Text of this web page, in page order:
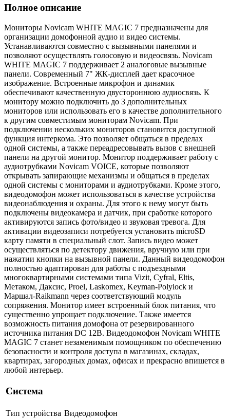
Полное описание
Мониторы Novicam WHITE MAGIC 7 предназначены для
организации домофонной аудио и видео системы.
Устанавливаются совместно с вызывными панелями и
позволяют осуществлять голосовую и видеосвязь. Novicam
WHITE MAGIC 7 поддерживает 2 аналоговые вызывные
панели. Современный 7" ЖК-дисплей дает красочное
изображение. Встроенные микрофон и динамик
обеспечивают качественную двустороннюю аудиосвязь. К
монитору можно подключить до 3 дополнительных
мониторов или использовать его в качестве дополнительного
к другим совместимым мониторам Novicam. При
подключении нескольких мониторов становится доступной
функция интеркома. Это позволяет общаться в пределах
одной системы, а также переадресовывать вызов с внешней
панели на другой монитор. Монитор поддерживает работу с
аудиотрубками Novicam VOICE, которые позволяют
открывать запирающие механизмы и общаться в пределах
одной системы с мониторами и аудиотрубками. Кроме этого,
видеодомофон может использоваться в качестве устройства
видеонаблюдения и охраны. Для этого к нему могут быть
подключены видеокамера и датчик, при сработке которого
активируются запись фото/видео и звуковая тревога. Для
активации видеозаписи потребуется установить microSD
карту памяти в специальный слот. Запись видео может
осуществляться по детектору движения, вручную или при
нажатии кнопки на вызывной панели. Данный видеодомофон
полностью адаптирован для работы с подъездными
многоквартирными системами типа Vizit, Cyfral, Eltis,
Метаком, Даксис, Proel, Laskomex, Keyman-Polylock и
Маршал-Raikmann через соответствующий модуль
сопряжения. Монитор имеет встроенный блок питания, что
существенно упрощает подключение. Также имеется
возможность питания домофона от резервированного
источника питания DC 12В. Видеодомофон Novicam WHITE
MAGIC 7 станет незаменимым помощником по обеспечению
безопасности и контроля доступа в магазинах, складах,
квартирах, загородных домах, офисах и прекрасно впишется в
любой интерьер.
Система
Тип устройства Видеодомофон